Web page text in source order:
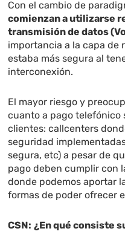
Con el cambio de
comienzan a utilizarse
transmisión de datos
importancia a la capa de
estaba más segura al
interconexión.
El mayor riesgo y
cuanto a pago telefónico
clientes: callcenters
seguridad
segura, etc) a pesar de
pago deben cumplir con
donde podemos aportar
formas de poder ofrecer
CSN: ¿En qué consiste